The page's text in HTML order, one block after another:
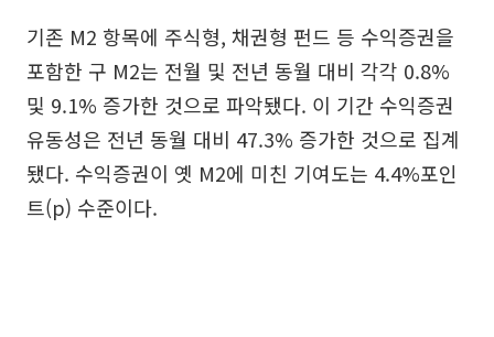
기존 M2 항목에 주식형, 채권형 펀드 등 수익증권을
포함한 구 M2는 전월 및 전년 동월 대비 각각 0.8%
및 9.1% 증가한 것으로 파악됐다. 이 기간 수익증권
유동성은 전년 동월 대비 47.3% 증가한 것으로 집계
됐다. 수익증권이 옛 M2에 미친 기여도는 4.4%포인
트(p) 수준이다.